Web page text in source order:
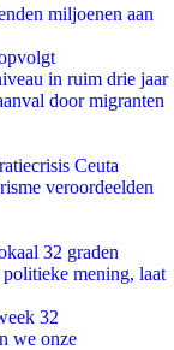
miljoenen aan
in ruim drie jaar
door migranten
Ceuta
veroordeelden
32 graden
politieke mening, laat
32
we onze